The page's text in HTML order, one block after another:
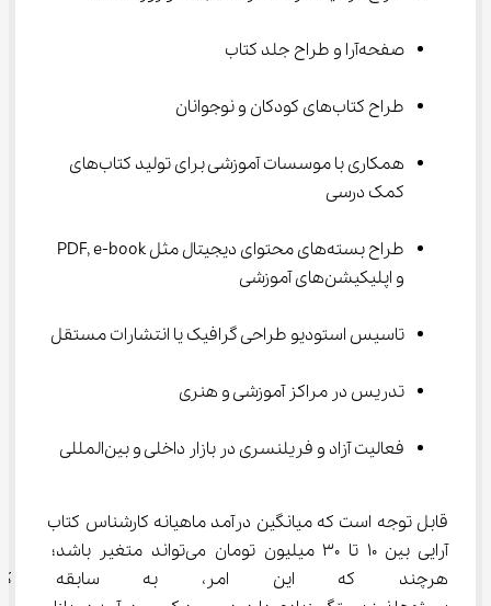
صفحه‌آرا و طراح جلد کتاب
طراح کتاب‌های کودکان و نوجوانان
همکاری با موسسات آموزشی برای تولید کتاب‌های
کمک درسی
و اپلیکیشن‌های آموزشی
تاسیس استودیو طراحی گرافیک یا انتشارات مستقل
تدریس در مراکز آموزشی و هنری
فعالیت آزاد و فریلنسری در بازار داخلی و بین‌المللی
قابل توجه است که میانگین درآمد ماهیانه کارشناس کتاب
آرایی بین 10 تا 30 میلیون تومان می‌تواند متغیر باشد؛
هرچند که این امر، به سابقه